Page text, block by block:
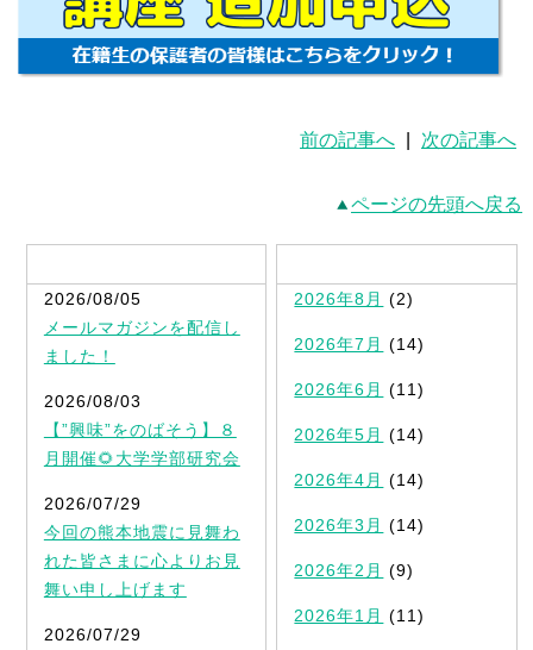
前の記事へ 次の記事へ
ページの先頭へ戻る
2026/08/05
メールマガジンを配信し
ました！
2026/08/03
【”興味”をのばそう】８
月開催🌻大学学部研究会
2026/07/29
今回の熊本地震に見舞わ
れた皆さまに心よりお見
舞い申し上げます
2026/07/29
2026年8月 (2)
2026年7月 (14)
2026年6月 (11)
2026年5月 (14)
2026年4月 (14)
2026年3月 (14)
2026年2月 (9)
2026年1月 (11)